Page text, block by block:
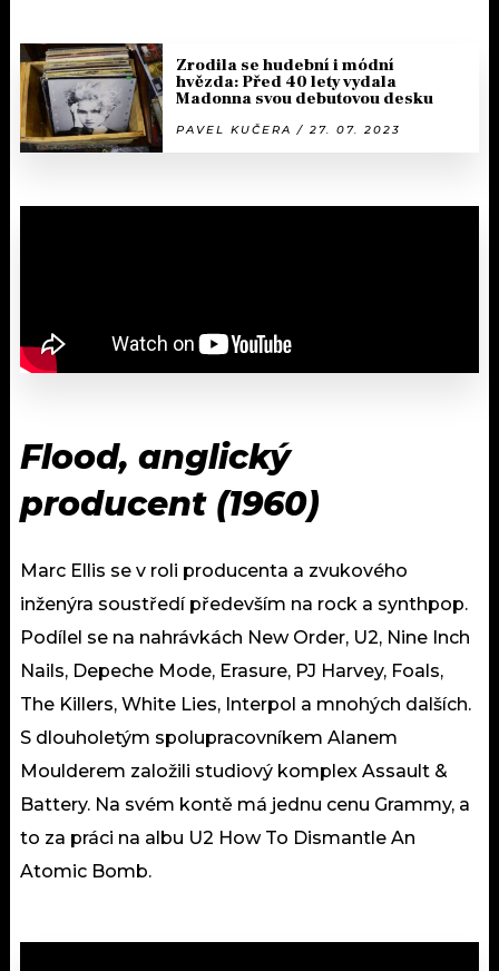
Zrodila se hudební i módní
hvězda: Před 40 lety vydala
Madonna svou debutovou desku
PAVEL KUČERA / 27. 07. 2023
Flood, anglický
producent (1960)
Marc Ellis se v roli producenta a zvukového
inženýra soustředí především na rock a synthpop.
Podílel se na nahrávkách New Order, U2, Nine Inch
Nails, Depeche Mode, Erasure, PJ Harvey, Foals,
The Killers, White Lies, Interpol a mnohých dalších.
S dlouholetým spolupracovníkem Alanem
Moulderem založili studiový komplex Assault &
Battery. Na svém kontě má jednu cenu Grammy, a
to za práci na albu U2 How To Dismantle An
Atomic Bomb.